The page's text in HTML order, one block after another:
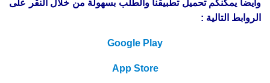
وايضاً يمكنكم تحميل تطبيقنا والطلب بسهولة من خلال النقر على
الروابط التالية :
Google Play
App Store